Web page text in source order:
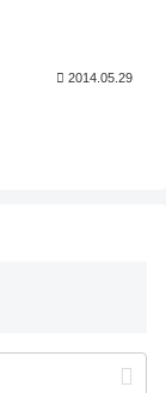
2014.05.29